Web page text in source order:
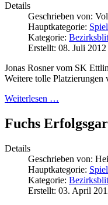
Details
Geschrieben von:
Hauptkategorie:
Kategorie:
Erstellt: 08. Juli 2012
Jonas Rosner vom SK
Weitere tolle Platzierungen
Weiterlesen …
Fuchs
Details
Geschrieben von:
Hauptkategorie:
Kategorie:
Erstellt: 03. April